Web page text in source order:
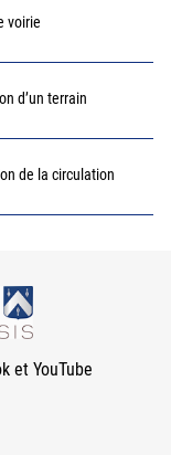
voirie
d’un terrain
de la circulation
et YouTube